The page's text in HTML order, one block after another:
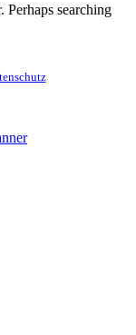
Perhaps searching